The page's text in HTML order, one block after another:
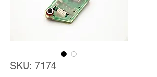
SKU: 7174